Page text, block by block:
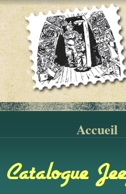
Accueil
Catalogue